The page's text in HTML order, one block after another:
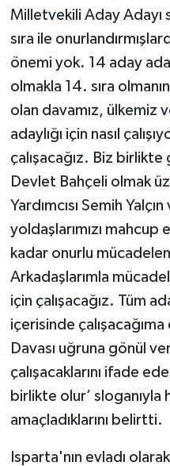
Milletvekili Aday Adayı
sıra ile
önemi yok. 14 aday
olmakla 14. sıra
olan davamız, ülkemiz
adaylığı için nasıl
çalışacağız. Biz
Devlet Bahçeli olmak
Yardımcısı Semih
yoldaşlarımızı
kadar onurlu
Arkadaşlarımla
için çalışacağız. Tüm
içerisinde
Davası uğruna gönül
çalışacaklarını ifade
birlikte olur’ sloganıyla
amaçladıklarını belirtti.
Isparta'nın evladı
Yerel
İletişim
Künye